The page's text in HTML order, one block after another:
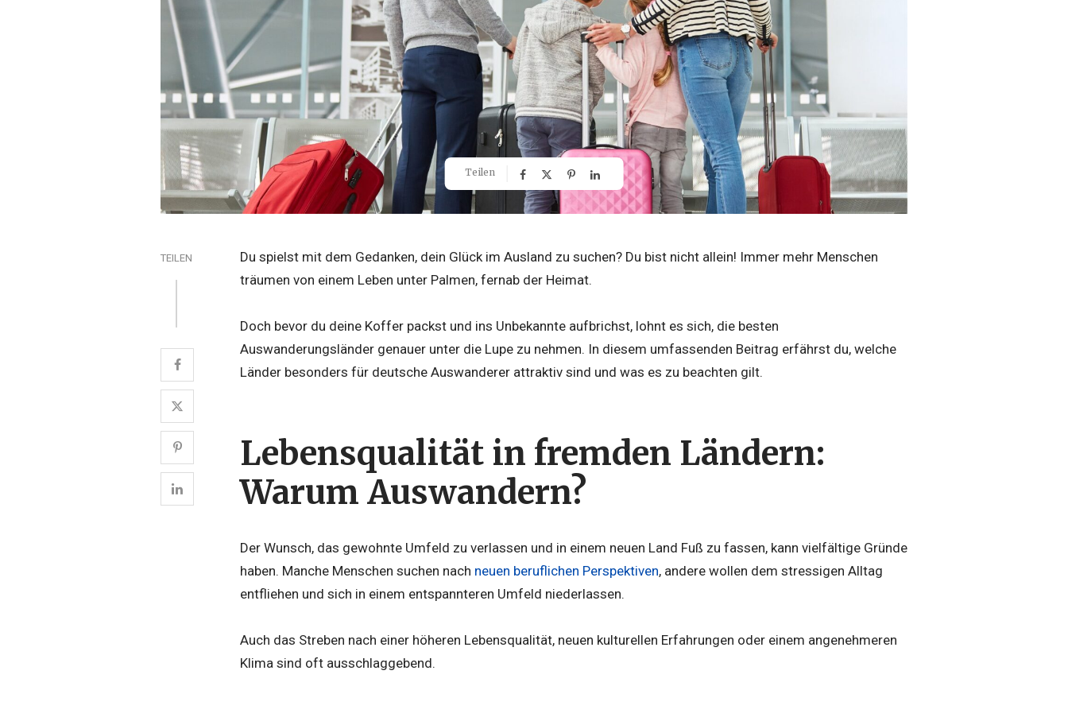
Teilen
TEILEN
Du spielst mit dem Gedanken, dein Glück im Ausland zu suchen? Du bist nicht allein! Immer mehr Menschen
träumen von einem Leben unter Palmen, fernab der Heimat.
Doch bevor du deine Koffer packst und ins Unbekannte aufbrichst, lohnt es sich, die besten
Auswanderungsländer genauer unter die Lupe zu nehmen. In diesem umfassenden Beitrag erfährst du, welche
Länder besonders für deutsche Auswanderer attraktiv sind und was es zu beachten gilt.
Lebensqualität in fremden Ländern:
Warum Auswandern?
Der Wunsch, das gewohnte Umfeld zu verlassen und in einem neuen Land Fuß zu fassen, kann vielfältige Gründe
haben. Manche Menschen suchen nach neuen beruflichen Perspektiven, andere wollen dem stressigen Alltag
entfliehen und sich in einem entspannteren Umfeld niederlassen.
Auch das Streben nach einer höheren Lebensqualität, neuen kulturellen Erfahrungen oder einem angenehmeren
Klima sind oft ausschlaggebend.